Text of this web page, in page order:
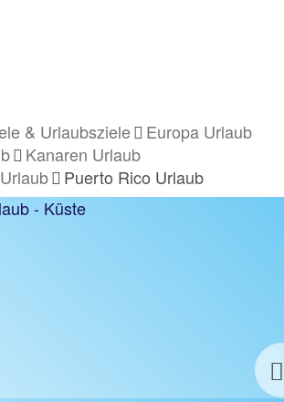
& Urlaubsziele
Europa Urlaub
Kanaren Urlaub
Puerto Rico Urlaub